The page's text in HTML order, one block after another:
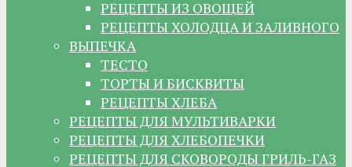
РЕЦЕПТЫ ИЗ ОВОЩЕЙ
РЕЦЕПТЫ ХОЛОДЦА И ЗАЛИВНОГО
ВЫПЕЧКА
ТЕСТО
ТОРТЫ И БИСКВИТЫ
РЕЦЕПТЫ ХЛЕБА
РЕЦЕПТЫ ДЛЯ МУЛЬТИВАРКИ
РЕЦЕПТЫ ДЛЯ ХЛЕБОПЕЧКИ
РЕЦЕПТЫ ДЛЯ СКОВОРОДЫ ГРИЛЬ-ГАЗ